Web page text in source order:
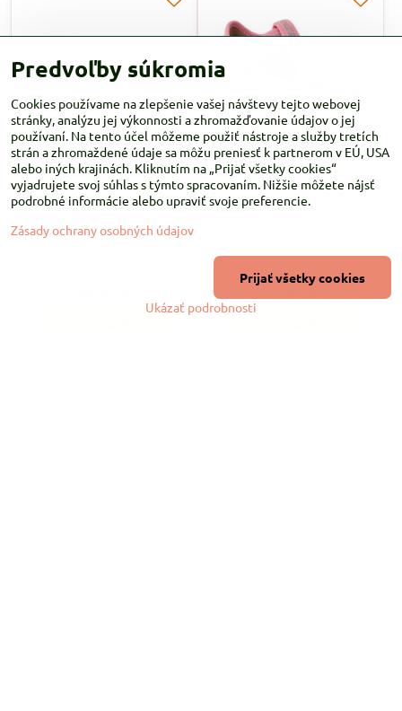
RAK papuče cyklamenové
inovatívne s otvorenou
špičkou
100 % bavlny s inovatívnymi
prvkami, so stielkou z
BEFADO sandálkové
plátenky Ružový medveď
Sandálkové plátenky zo 100 %
Skladom
15,90 €
Predvoľby súkromia
Cookies používame na zlepšenie vašej návštevy tejto webovej
stránky, analýzu jej výkonnosti a zhromažďovanie údajov o jej
používaní. Na tento účel môžeme použiť nástroje a služby tretích
strán a zhromaždené údaje sa môžu preniesť k partnerom v EÚ, USA
alebo iných krajinách. Kliknutím na „Prijať všetky cookies“
vyjadrujete svoj súhlas s týmto spracovaním. Nižšie môžete nájsť
podrobné informácie alebo upraviť svoje preferencie.
Zásady ochrany osobných údajov
Ukázať podrobnosti
Prijať všetky cookies